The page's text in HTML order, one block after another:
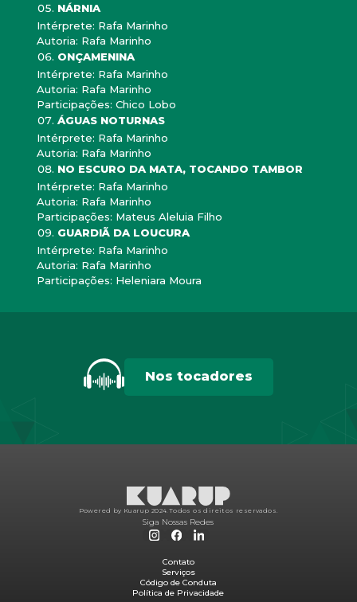
NÁRNIA
Intérprete: Rafa Marinho
Autoria: Rafa Marinho
ONÇAMENINA
Intérprete: Rafa Marinho
Autoria: Rafa Marinho
Participações: Chico Lobo
ÁGUAS NOTURNAS
Intérprete: Rafa Marinho
Autoria: Rafa Marinho
NO ESCURO DA MATA, TOCANDO TAMBOR
Intérprete: Rafa Marinho
Autoria: Rafa Marinho
Participações: Mateus Aleluia Filho
GUARDIÃ DA LOUCURA
Intérprete: Rafa Marinho
Autoria: Rafa Marinho
Participações: Heleniara Moura
Nos tocadores
Powered by Kuarup 2024. Todos os direitos reservados.
Siga Nossas Redes
Contato
Serviços
Código de Conduta
Política de Privacidade